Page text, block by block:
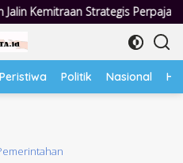
Perpajakan Jumat
Peristiwa Politik Nasional